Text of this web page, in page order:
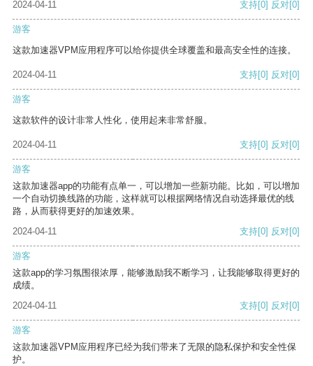
2024-04-11 支持[0] 反对[0]
游客
这款加速器VPM应用程序可以给你提供全球覆盖和最高安全性的连接。
2024-04-11 支持[0] 反对[0]
游客
这款软件的设计非常人性化，使用起来非常舒服。
2024-04-11 支持[0] 反对[0]
游客
这款加速器app的功能有点单一，可以增加一些新功能。比如，可以增加
一个自动切换线路的功能，这样就可以根据网络情况自动选择最优的线
路，从而获得更好的加速效果。
2024-04-11
支持[0] 反对[0]
游客
这款app的学习氛围很浓厚，能够激励我不断学习，让我能够取得更好的
成绩。
2024-04-11
支持[0] 反对[0]
游客
这款加速器VPM应用程序已经为我们带来了无限的隐私保护和安全性保
护。